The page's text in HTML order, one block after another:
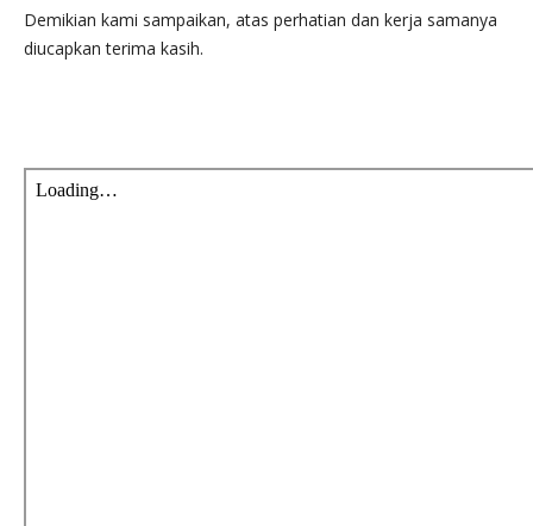
Demikian kami sampaikan, atas perhatian dan kerja samanya
diucapkan terima kasih.